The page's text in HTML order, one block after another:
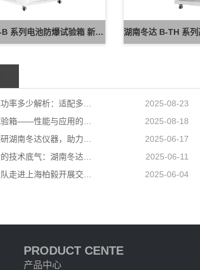
湖南冬达 B-TH-B 系列电池防爆试验箱 新能源电池高低温防爆测试设备
2025-08-23
2025-08-18
2025-06-17
2025-06-11
2025-06-04
PRODUCT CENTE
产品中心